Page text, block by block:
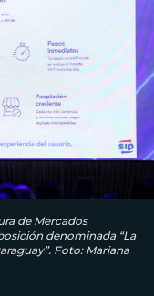
de Mercados
denominada “La
Foto: Mariana